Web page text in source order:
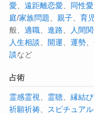
愛
遠距離恋愛 同性愛
庭/家族問題 親子、 育児
般、 適職、 進路 人間
人生相談
開運 運勢、
談など
占術
霊感霊視 霊聴、 縁結び
祈願祈祷、 スピチュアル